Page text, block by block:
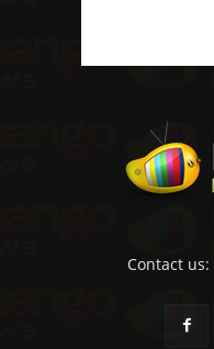
Contact us: